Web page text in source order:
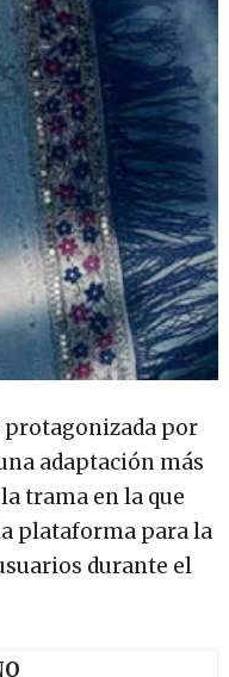
protagonizada por
adaptación más
trama en la que
plataforma para la
durante el